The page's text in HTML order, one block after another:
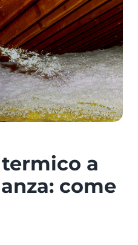
a
come